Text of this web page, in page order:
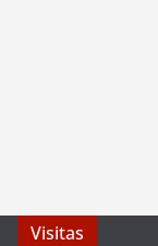
Visitas